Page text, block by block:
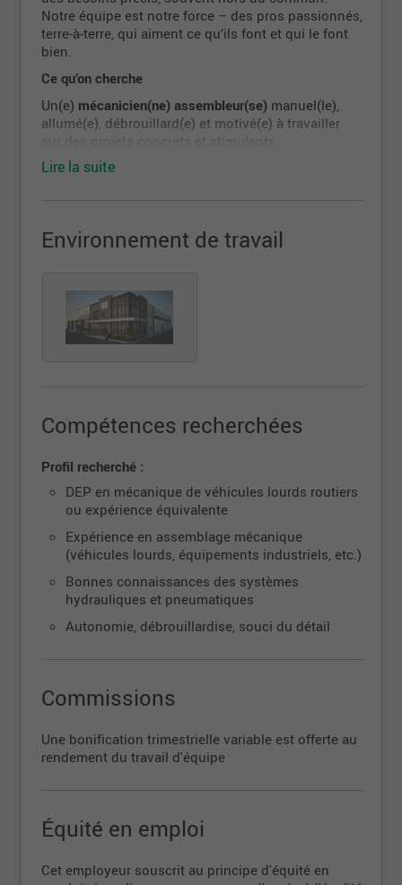
Notre équipe est notre force – des pros passionnés,
terre-à-terre, qui aiment ce qu’ils font et qui le font
bien.
Ce qu’on cherche
Un(e) mécanicien(ne) assembleur(se) manuel(le),
allumé(e), débrouillard(e) et motivé(e) à travailler
sur des projets concrets et stimulants.
Tes responsabilités :
hydrauliques et pneumatiques selon les plans
etc
Faire des ajustements, inspections et test avant
livraison
Avantages :
Programme d'assurances collectives
admissible
Régime de retraite collectif avec participation
de l'employeur
Uniforme fourni
Prime d'essence
Reconnaissance des années d'anciennetés
** Pour ce poste, vous devez avoir légalement le
droit de travaillerr au Canada (citoyen canadien,
ouvert **
Lire la suite
Environnement de travail
Compétences recherchées
Profil recherché :
DEP en mécanique de véhicules lourds routiers
ou expérience équivalente
Expérience en assemblage mécanique
(véhicules lourds, équipements industriels, etc.)
Bonnes connaissances des systèmes
hydrauliques et pneumatiques
Autonomie, débrouillardise, souci du détail
Commissions
Une bonification trimestrielle variable est offerte au
rendement du travail d'équipe
Équité en emploi
Cet employeur souscrit au principe d'équité en